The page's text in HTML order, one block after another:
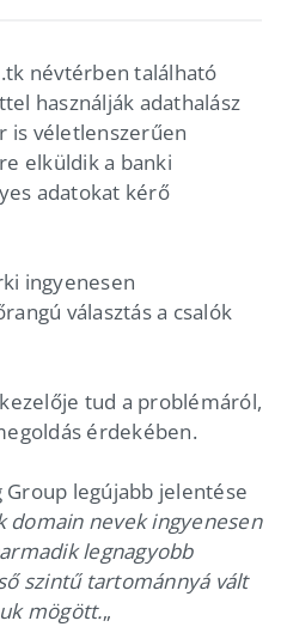
névtérben található
használják adathalász
is véletlenszerűen
elküldik a banki
adatokat kérő
ingyenesen
választás a csalók
tud a problémáról,
érdekében.
legújabb jelentése
domain nevek ingyenesen
legnagyobb
szintű tartománnyá vált
mögött.„